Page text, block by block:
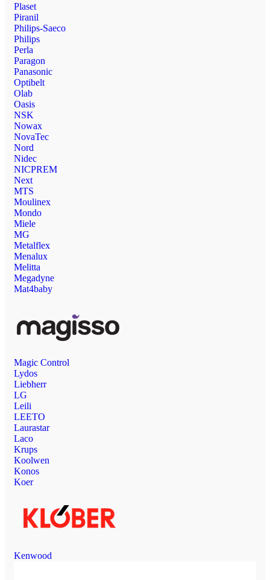
Plaset
Piranil
Philips-Saeco
Philips
Perla
Paragon
Panasonic
Optibelt
Olab
Oasis
NSK
Nowax
NovaTec
Nord
Nidec
NICPREM
Next
MTS
Moulinex
Mondo
Miele
MG
Metalflex
Menalux
Melitta
Megadyne
Mat4baby
Magic Control
Lydos
Liebherr
LG
Leili
LEETO
Laurastar
Laco
Krups
Koolwen
Konos
Koer
Kenwood